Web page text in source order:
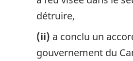
détruire,
(ii) a conclu un
gouvernement du